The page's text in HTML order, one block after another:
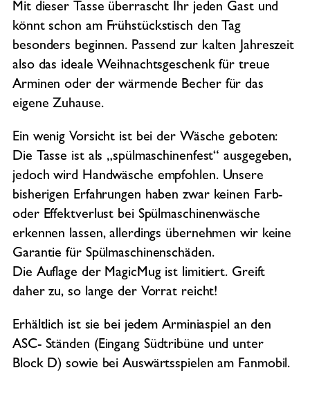
Mit dieser Tasse überrascht Ihr jeden Gast und
könnt schon am Frühstückstisch den Tag
besonders beginnen. Passend zur kalten Jahreszeit
also das ideale Weihnachtsgeschenk für treue
Arminen oder der wärmende Becher für das
eigene Zuhause.
Ein wenig Vorsicht ist bei der Wäsche geboten:
Die Tasse ist als „spülmaschinenfest“ ausgegeben,
jedoch wird Handwäsche empfohlen. Unsere
bisherigen Erfahrungen haben zwar keinen Farb-
oder Effektverlust bei Spülmaschinenwäsche
erkennen lassen, allerdings übernehmen wir keine
Garantie für Spülmaschinenschäden.
Die Auflage der MagicMug ist limitiert. Greift
daher zu, so lange der Vorrat reicht!
Erhältlich ist sie bei jedem Arminiaspiel an den
ASC- Ständen (Eingang Südtribüne und unter
Block D) sowie bei Auswärtsspielen am Fanmobil.